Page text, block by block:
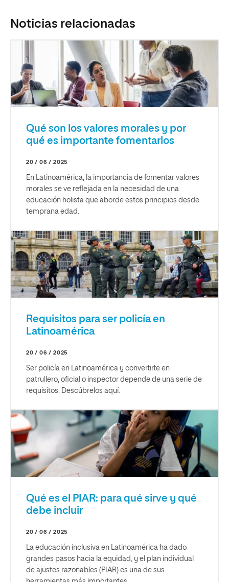
Noticias relacionadas
Qué son los valores morales y por
qué es importante fomentarlos
20 / 06 / 2025
En Latinoamérica, la importancia de fomentar valores
morales se ve reflejada en la necesidad de una
educación holista que aborde estos principios desde
temprana edad.
Requisitos para ser policía en
Latinoamérica
20 / 06 / 2025
Ser policía en Latinoamérica y convertirte en
patrullero, oficial o inspector depende de una serie de
requisitos. Descúbrelos aquí.
Qué es el PIAR: para qué sirve y qué
debe incluir
20 / 06 / 2025
La educación inclusiva en Latinoamérica ha dado
grandes pasos hacia la equidad, y el plan individual
de ajustes razonables (PIAR) es una de sus